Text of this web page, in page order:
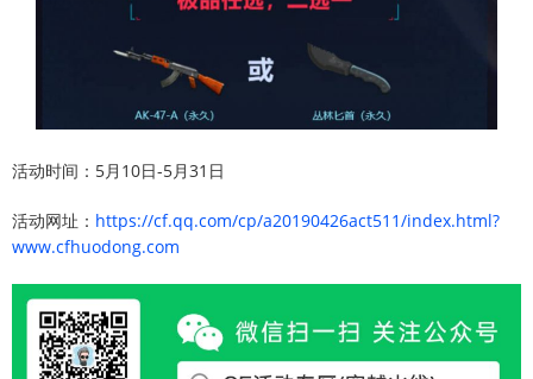
活动时间：5月10日-5月31日
活动网址： https://cf.qq.com/cp/a20190426act511/index.html?
www.cfhuodong.com